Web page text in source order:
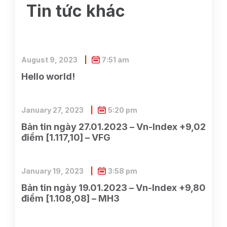
Tin tức khác
Hello world!
August 9, 2023 7:51 am
Bản tin ngày 27.01.2023 – Vn-Index +9,02
điểm [1.117,10] – VFG
January 27, 2023 5:20 pm
Bản tin ngày 19.01.2023 – Vn-Index +9,80
điểm [1.108,08] – MH3
January 19, 2023 3:58 pm